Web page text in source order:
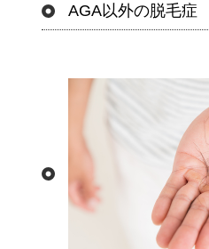
AGA以外の脱毛症